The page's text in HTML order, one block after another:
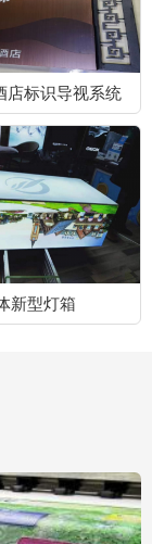
店标识导视系统
新型灯箱